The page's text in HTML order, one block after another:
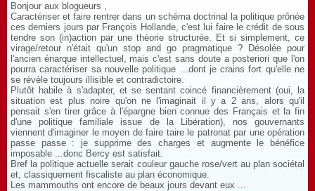
Bonjour aux blogueurs ,
Caractériser et faire rentrer dans un schéma doctrinal la politique prônée
ces derniers jours par François Hollande, c'est lui faire le crédit de sous
tendre son (in)action par une théorie structurée. Et si simplement, ce
virage/retour n'était qu'un stop and go pragmatique ? Désolée pour
l'ancien énarque intellectuel, mais c'est sans doute a posteriori que l'on
pourra caractériser sa nouvelle politique ...dont je crains fort qu'elle ne
se révèle toujours illisible et contradictoire.
Plutôt habile à s'adapter, et se sentant coincé financièrement (oui, la
situation est plus noire qu'on ne l'imaginait il y a 2 ans, alors qu'il
pensait s'en tirer grâce à l'épargne bien connue des Français et la fin
d'une politique familiale issue de la Libération), nos gouvernants
viennent d'imaginer le moyen de faire taire le patronat par une opération
passe passe : je supprime des charges et augmente le bénéfice
imposable ...donc Bercy est satisfait.
Bref la politique actuelle serait couleur gauche rose/vert au plan sociétal
et, classiquement fiscaliste au plan économique.
Les mammouths ont encore de beaux jours devant eux ...